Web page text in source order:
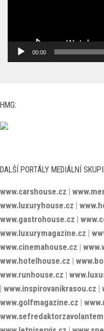
00:00
HMG:
DALŠÍ PORTÁLY MEDIÁLNÍ
www.carshouse.cz |
www.luxuryhouse.cz |
www.gastrohouse.cz |
www.luxurymagazine.cz |
www.cinemahouse.cz |
www.hotelhouse.cz |
www.runhouse.cz |
| www.inspirovanikrasou.cz |
www.golfmagazine.cz |